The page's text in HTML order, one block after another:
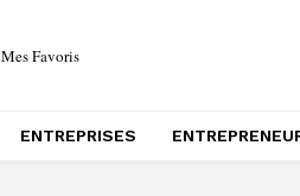
Mes Favoris
ENTREPRISES